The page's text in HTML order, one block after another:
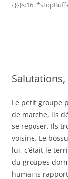
Salutations,
Le petit groupe
de marche, ils
se reposer. Ils
voisine. Le
lui, c’était le
du groupes
humains